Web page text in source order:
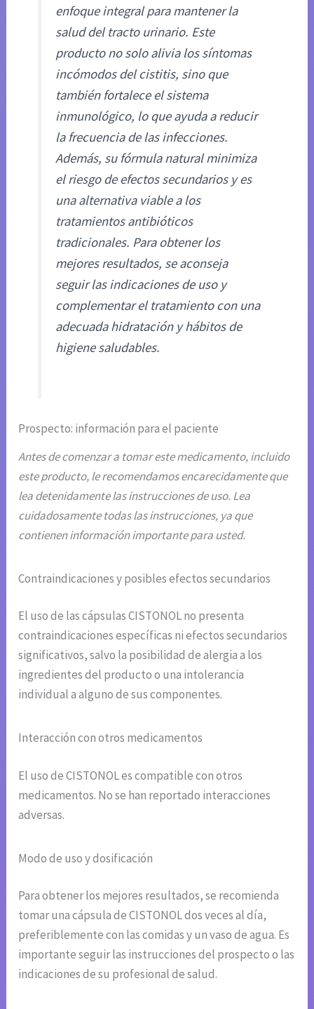
enfoque integral para mantener la
salud del tracto urinario. Este
producto no solo alivia los síntomas
incómodos del cistitis, sino que
también fortalece el sistema
inmunológico, lo que ayuda a reducir
la frecuencia de las infecciones.
Además, su fórmula natural minimiza
el riesgo de efectos secundarios y es
una alternativa viable a los
tratamientos antibióticos
tradicionales. Para obtener los
mejores resultados, se aconseja
seguir las indicaciones de uso y
complementar el tratamiento con una
adecuada hidratación y hábitos de
higiene saludables.
Prospecto: información para el paciente
Antes de comenzar a tomar este medicamento, incluido
este producto, le recomendamos encarecidamente que
lea detenidamente las instrucciones de uso. Lea
cuidadosamente todas las instrucciones, ya que
contienen información importante para usted.
Contraindicaciones y posibles efectos secundarios
El uso de las cápsulas CISTONOL no presenta
contraindicaciones específicas ni efectos secundarios
significativos, salvo la posibilidad de alergia a los
ingredientes del producto o una intolerancia
individual a alguno de sus componentes.
Interacción con otros medicamentos
El uso de CISTONOL es compatible con otros
medicamentos. No se han reportado interacciones
adversas.
Modo de uso y dosificación
Para obtener los mejores resultados, se recomienda
tomar una cápsula de CISTONOL dos veces al día,
preferiblemente con las comidas y un vaso de agua. Es
importante seguir las instrucciones del prospecto o las
indicaciones de su profesional de salud.